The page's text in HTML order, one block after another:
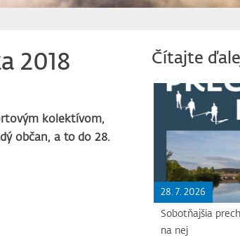
2018
kolektívom,
občan, a to do 28.
Čítajte
28. 7. 2026
Sobotňajšia
na nej